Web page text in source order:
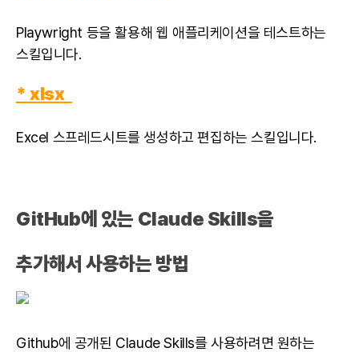
Playwright 등을 활용해 웹 애플리케이션을 테스트하는
스킬입니다.
* xlsx
Excel 스프레드시트를 생성하고 편집하는 스킬입니다.
GitHub에 있는 Claude Skills을
추가해서 사용하는 방법
Github에 공개된 Claude Skills를 사용하려면 원하는